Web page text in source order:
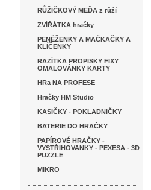
RŮŽIČKOVÝ MEĎA z růží
ZVÍŘÁTKA hračky
PENĚŽENKY A MAČKAČKY A
KLÍČENKY
RAZÍTKA PROPISKY FIXY
OMALOVÁNKY KARTY
HRa NA PROFESE
Hračky HM Studio
KASIČKY - POKLADNIČKY
BATERIE DO HRAČKY
PAPÍROVÉ HRAČKY -
VYSTŘIHOVANKY - PEXESA - 3D
PUZZLE
MIKRO